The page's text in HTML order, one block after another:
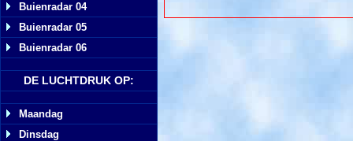
Buienradar 04
Buienradar 05
Buienradar 06
DE LUCHTDRUK OP:
Maandag
Dinsdag